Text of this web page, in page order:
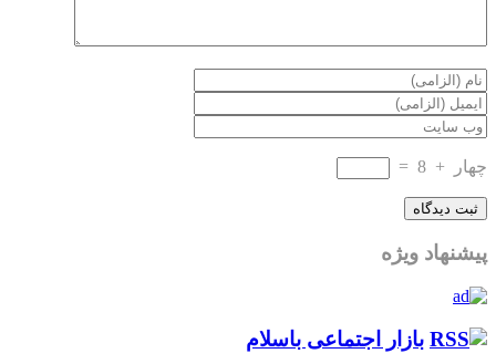
چهار +
8
=
پیشنهاد ویژه
بازار اجتماعی باسلام